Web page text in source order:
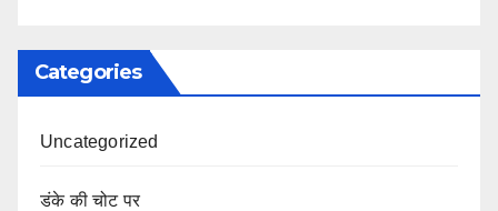
Categories
Uncategorized
डंके की चोट पर